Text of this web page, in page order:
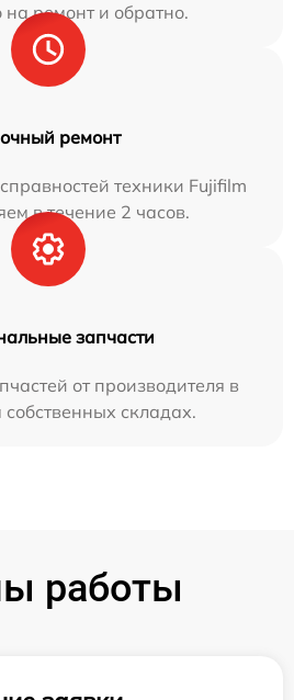
на ремонт и обратно.
ремонт
техники Fujifilm
в течение 2 часов.
запчасти
от производителя в
складах.
работы